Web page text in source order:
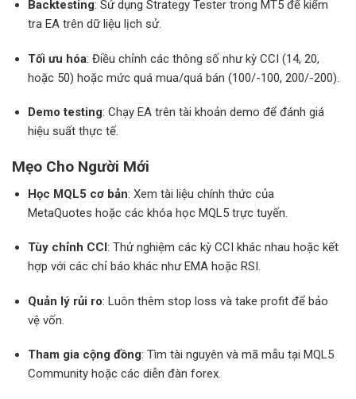
Backtesting: Sử dụng Strategy Tester trong MT5 để kiểm
tra EA trên dữ liệu lịch sử.
Tối ưu hóa: Điều chỉnh các thông số như kỳ CCI (14, 20,
hoặc 50) hoặc mức quá mua/quá bán (100/-100, 200/-200).
Demo testing: Chạy EA trên tài khoản demo để đánh giá
hiệu suất thực tế.
Mẹo Cho Người Mới
Học MQL5 cơ bản: Xem tài liệu chính thức của
MetaQuotes hoặc các khóa học MQL5 trực tuyến.
Tùy chỉnh CCI : Thử nghiệm các kỳ CCI khác nhau hoặc kết
hợp với các chỉ báo khác như EMA hoặc RSI.
Quản lý rủi ro: Luôn thêm stop loss và take profit để bảo
vệ vốn.
Tham gia cộng đồng: Tìm tài nguyên và mã mẫu tại MQL5
Community hoặc các diễn đàn forex.